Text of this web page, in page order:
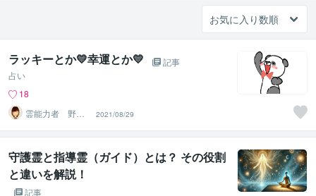
ラッキーとか💛幸運とか💛
記事
占い
18
霊能力者 野神
董子（とうこ）
2021/08/29
守護霊と指導霊（ガイド）とは？ その役割
と違いを解説！
記事